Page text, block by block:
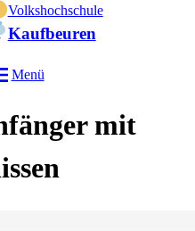
Volkshochschule
Kaufbeuren
Menü
mit